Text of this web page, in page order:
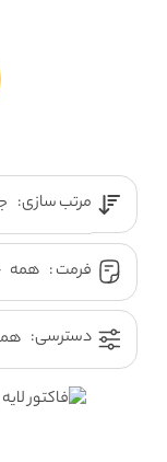
مرتب سازی:
فرمت :
دسترسی: